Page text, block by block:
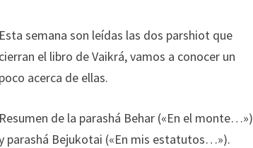
Esta semana son leídas las dos parshiot que
cierran el libro de Vaikrá, vamos a conocer un
poco acerca de ellas.
Resumen de la parashá Behar («En el monte…»)
parashá Bejukotai («En mis estatutos…»).